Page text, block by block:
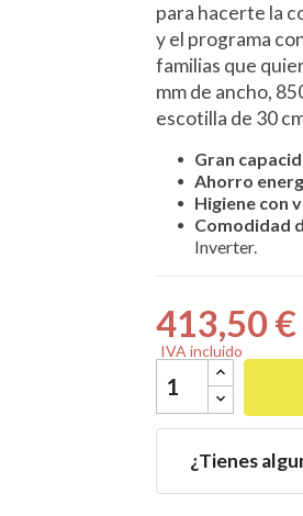
para hacerte la
y el programa
familias que
mm de ancho,
escotilla de 30
Gran
Ahorro
Higiene con
Comodidad
Inverter.
413,50 €
IVA incluido
¿Tienes